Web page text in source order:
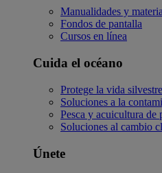
Manualidades y
Fondos de pantalla
Cursos en línea
Cuida el océano
Protege la vida
Soluciones a la
Pesca y acuicultura de
Soluciones al cambio
Únete